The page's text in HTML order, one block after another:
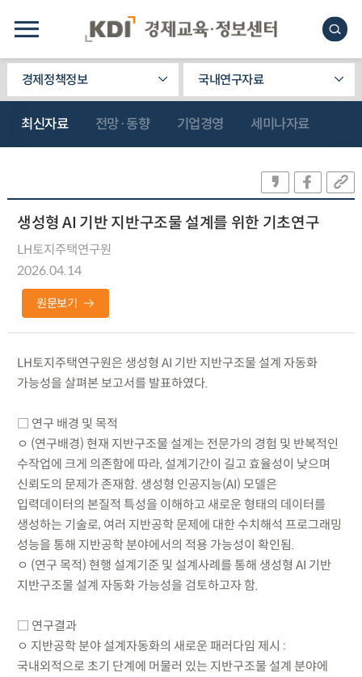
경제정책정보 국내연구자료
최신자료 전망·동향 기업경영 세미나자료
생성형 AI 기반 지반구조물 설계를 위한 기초연구
LH토지주택연구원
2026.04.14
원문보기
LH토지주택연구원은 생성형 AI 기반 지반구조물 설계 자동화
가능성을 살펴본 보고서를 발표하였다.
□ 연구 배경 및 목적
ㅇ (연구배경) 현재 지반구조물 설계는 전문가의 경험 및 반복적인
수작업에 크게 의존함에 따라, 설계기간이 길고 효율성이 낮으며
신뢰도의 문제가 존재함. 생성형 인공지능(AI) 모델은
입력데이터의 본질적 특성을 이해하고 새로운 형태의 데이터를
생성하는 기술로, 여러 지반공학 문제에 대한 수치해석 프로그래밍
성능을 통해 지반공학 분야에서의 적용 가능성이 확인됨.
ㅇ (연구 목적) 현행 설계기준 및 설계사례를 통해 생성형 AI 기반
지반구조물 설계 자동화 가능성을 검토하고자 함.
□ 연구결과
ㅇ 지반공학 분야 설계자동화의 새로운 패러다임 제시 :
국내외적으로 초기 단계에 머물러 있는 지반구조물 설계 분야에